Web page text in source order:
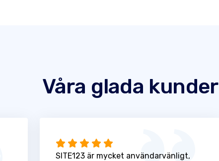
Våra glada kunder
SITE123 är mycket användarvänligt,